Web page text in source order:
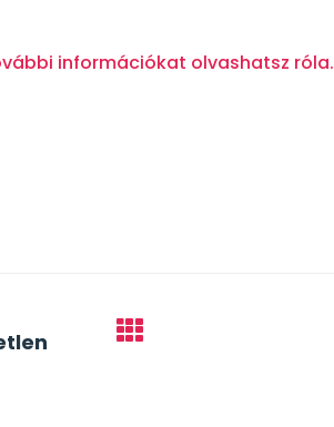
információkat olvashatsz róla.